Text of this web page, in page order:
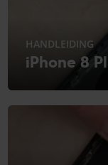
HANDLEIDING
iPhone 8